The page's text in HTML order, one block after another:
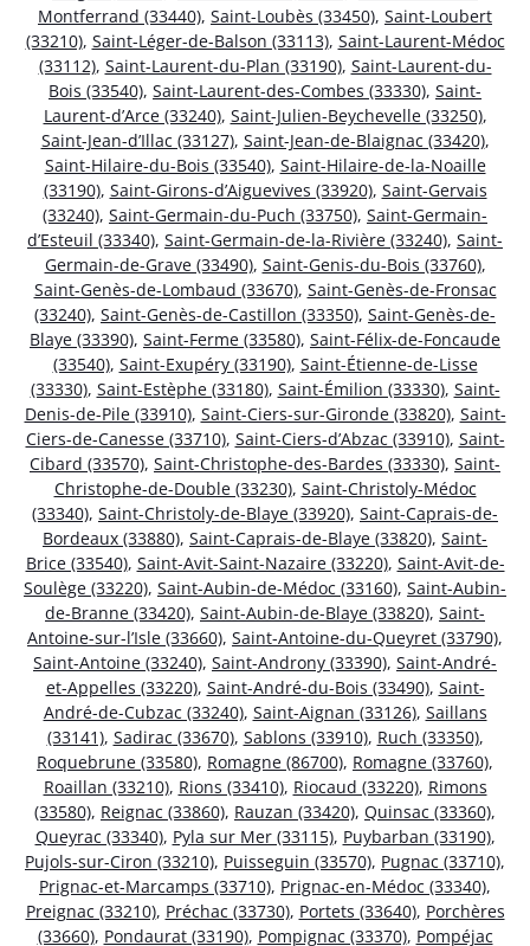
Montferrand (33440), Saint-Loubès (33450), Saint-Loubert
(33210), Saint-Léger-de-Balson (33113), Saint-Laurent-Médoc
(33112), Saint-Laurent-du-Plan (33190), Saint-Laurent-du-
Bois (33540), Saint-Laurent-des-Combes (33330), Saint-
Laurent-d’Arce (33240), Saint-Julien-Beychevelle (33250),
Saint-Jean-d’Illac (33127), Saint-Jean-de-Blaignac (33420),
Saint-Hilaire-du-Bois (33540), Saint-Hilaire-de-la-Noaille
(33190), Saint-Girons-d’Aiguevives (33920), Saint-Gervais
(33240), Saint-Germain-du-Puch (33750), Saint-Germain-
d’Esteuil (33340), Saint-Germain-de-la-Rivière (33240), Saint-
Germain-de-Grave (33490), Saint-Genis-du-Bois (33760),
Saint-Genès-de-Lombaud (33670), Saint-Genès-de-Fronsac
(33240), Saint-Genès-de-Castillon (33350), Saint-Genès-de-
Blaye (33390), Saint-Ferme (33580), Saint-Félix-de-Foncaude
(33540), Saint-Exupéry (33190), Saint-Étienne-de-Lisse
(33330), Saint-Estèphe (33180), Saint-Émilion (33330), Saint-
Denis-de-Pile (33910), Saint-Ciers-sur-Gironde (33820), Saint-
Ciers-de-Canesse (33710), Saint-Ciers-d’Abzac (33910), Saint-
Cibard (33570), Saint-Christophe-des-Bardes (33330), Saint-
Christophe-de-Double (33230), Saint-Christoly-Médoc
(33340), Saint-Christoly-de-Blaye (33920), Saint-Caprais-de-
Bordeaux (33880), Saint-Caprais-de-Blaye (33820), Saint-
Brice (33540), Saint-Avit-Saint-Nazaire (33220), Saint-Avit-de-
Soulège (33220), Saint-Aubin-de-Médoc (33160), Saint-Aubin-
de-Branne (33420), Saint-Aubin-de-Blaye (33820), Saint-
Antoine-sur-l’Isle (33660), Saint-Antoine-du-Queyret (33790),
Saint-Antoine (33240), Saint-Androny (33390), Saint-André-
et-Appelles (33220), Saint-André-du-Bois (33490), Saint-
André-de-Cubzac (33240), Saint-Aignan (33126), Saillans
(33141), Sadirac (33670), Sablons (33910), Ruch (33350),
Roquebrune (33580), Romagne (86700), Romagne (33760),
Roaillan (33210), Rions (33410), Riocaud (33220), Rimons
(33580), Reignac (33860), Rauzan (33420), Quinsac (33360),
Queyrac (33340), Pyla sur Mer (33115), Puybarban (33190),
Pujols-sur-Ciron (33210), Puisseguin (33570), Pugnac (33710),
Prignac-et-Marcamps (33710), Prignac-en-Médoc (33340),
Preignac (33210), Préchac (33730), Portets (33640), Porchères
(33660), Pondaurat (33190), Pompignac (33370), Pompéjac